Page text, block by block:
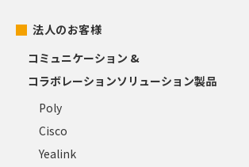
法人のお客様
コミュニケーション &
コラボレーションソリューション製品
Poly
Cisco
Yealink